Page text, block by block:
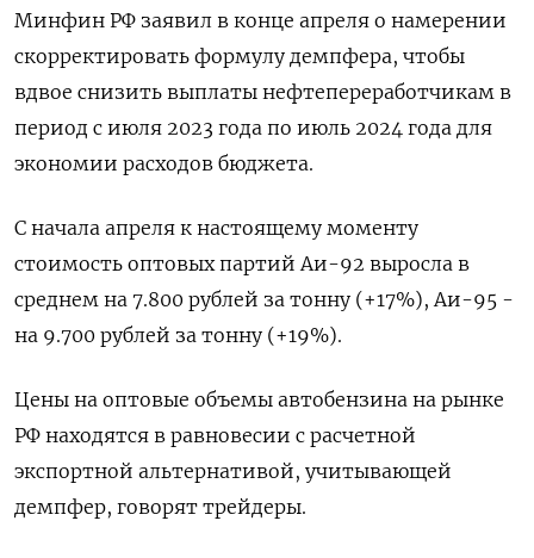
Минфин РФ заявил в конце апреля о намерении
скорректировать формулу демпфера, чтобы
вдвое снизить выплаты нефтепереработчикам в
период с июля 2023 года по июль 2024 года для
экономии расходов бюджета.
С начала апреля к настоящему моменту
стоимость оптовых партий Аи-92 выросла в
среднем на 7.800 рублей за тонну (+17%), Аи-95 -
на 9.700 рублей за тонну (+19%).
Цены на оптовые объемы автобензина на рынке
РФ находятся в равновесии с расчетной
экспортной альтернативой, учитывающей
демпфер, говорят трейдеры.